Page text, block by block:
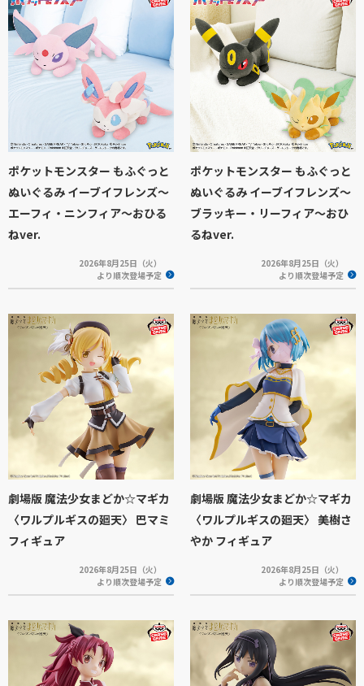
ポケットモンスター もふぐっと
ぬいぐるみ イーブイフレンズ～
エーフィ・ニンフィア～おひる
ねver.
2026年8月25日（火）
より順次登場予定
ポケットモンスター もふぐっと
ぬいぐるみ イーブイフレンズ～
ブラッキー・リーフィア～おひ
るねver.
2026年8月25日（火）
より順次登場予定
劇場版 魔法少女まどか☆マギカ
〈ワルプルギスの廻天〉 巴マミ
フィギュア
2026年8月25日（火）
より順次登場予定
劇場版 魔法少女まどか☆マギカ
〈ワルプルギスの廻天〉 美樹さ
やか フィギュア
2026年8月25日（火）
より順次登場予定